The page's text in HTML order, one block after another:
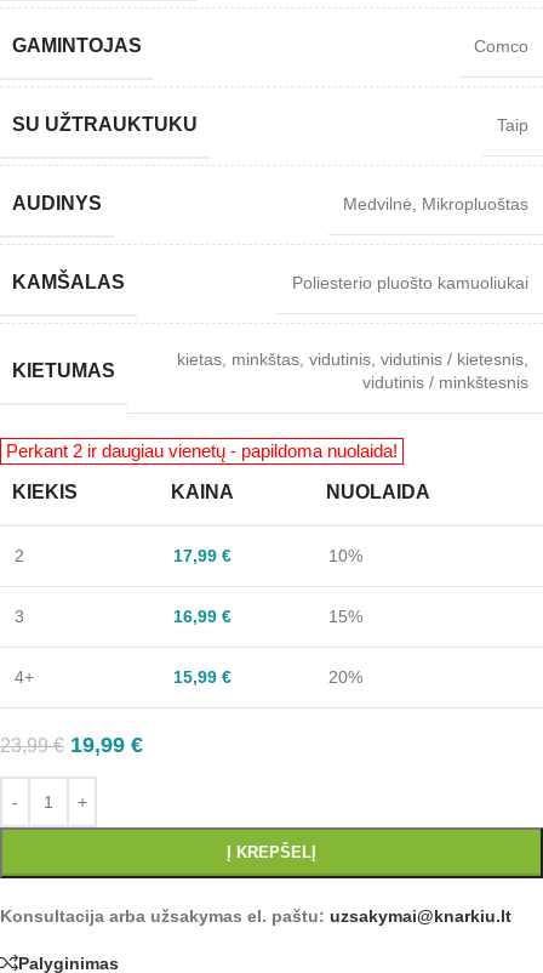
GAMINTOJAS Comco
SU UŽTRAUKTUKU Taip
AUDINYS Medvilnė, Mikropluoštas
KAMŠALAS Poliesterio pluošto kamuoliukai
KIETUMAS
kietas, minkštas, vidutinis, vidutinis / kietesnis,
vidutinis / minkštesnis
KIEKIS KAINA NUOLAIDA
2 17,99 € 10%
3 16,99 € 15%
4+ 15,99 € 20%
23,99€ 19,99 €
Į KREPŠELĮ
Konsultacija arba užsakymas el. paštu: uzsakymai@knarkiu.lt
Palyginimas